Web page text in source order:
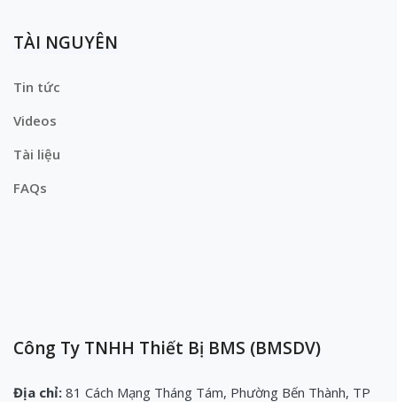
TÀI NGUYÊN
Tin tức
Videos
Tài liệu
FAQs
Công Ty TNHH Thiết Bị BMS (BMSDV)
Địa chỉ: 81 Cách Mạng Tháng Tám, Phường Bến Thành, TP